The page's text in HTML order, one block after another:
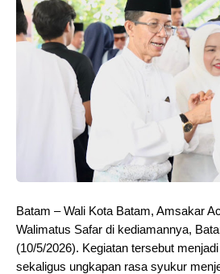
Batam – Wali Kota Batam, Amsakar
Walimatus Safar di kediamannya,
(10/5/2026). Kegiatan tersebut
sekaligus ungkapan rasa syukur